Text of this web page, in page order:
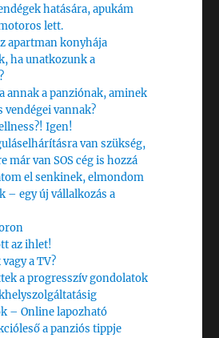
hatására, apukám
lett.
apartman konyhája
ha unatkozunk a
annak a panziónak, aminek
vannak?
Igen!
van szükség,
már van SOS cég is hozzá
el senkinek, elmondom
– egy új vállalkozás a
az ihlet!
a TV?
a progresszív gondolatok
– Online lapozható
a panziós tippje